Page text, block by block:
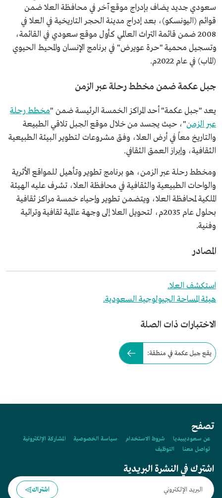
سعودي جديد يضاف بإدراج موقع آخر في محافظة العلا ضمن
قوائم (اليونسكو)، بعد إدراج مدينة الحجر التاريخية في العلا في
2008 ضمن قائمة التراث العالمي كأول موقع سعودي في القائمة،
وتسجيل محمية "حرة عويرض" في برنامج الإنسان والمحيط الحيوي
(الماب) في عام 2022م.
جبل عكمة ضمن مخطط رحلة عبر الزمن
يعد "جبل عكمة" أحد المراكز الخمسة الرئيسة ضمن "مخطط رحلة
عبر الزمن"، حيث يجسد من خلال موقع الجبل تلاقي الطبيعة
والتاريخ معاً في أرض العلا، وفق مشروعات لتطوير البيئة الطبيعية
الثقافية، وإبراز العمق الثقافي.
ومخطط رحلة عبر الزمن، هو برنامج تطوير وتأهيل للمواقع الأثرية
والواحات الطبيعية والثقافية في محافظة العلا، تشرف عليه الهيئة
الملكية لمحافظة العلا، ويتضمن تطوير وإحياء خمسة مراكز ثقافية
بحلول عام 2035م، لتحويل العلا إلى وجهة عالمية ثقافية وتراثية
وفنية.
المصادر
استكشف العلا.
هيئة المساحة الجيولوجية السعودية.
الاختبارات ذات الصلة
يقع جبل عكمة في منطقة:
تصفح
عن سعوديبيديا شروط الاستخدام سياسة الخصوصية
المشاركة الإلكترونية
تواصل معنا
التوظيف
اشترك في النشرة البريدية
اشتراك